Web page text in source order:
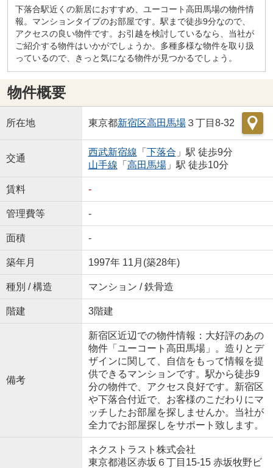
下落合駅近くの新居におすすめ、ユーコート高田馬場の物件情
報。マンションタイプのお部屋です。駅まで徒歩9分なので、
アクセスの良い物件です。お引越を検討しているなら、当社が
ご紹介する物件はいかがでしょうか。多種多様な物件を取り扱
っているので、きっと気になる物件が見つかるでしょう。
物件概要
所在地 東京都新宿区高田馬場３丁目8-32
交通
西武新宿線 「 下落合 」駅 徒歩9分
山手線 「 高田馬場」駅 徒歩10分
賃料 -
管理費等 -
面積 -
築年月 1997年 11月(築28年)
種別 / 構造 マンション / 鉄骨造
階建 3階建
備考
新宿区近辺での物件情報：大好評のあの
物件「ユーコート高田馬場」。造りとデ
ザインに関して、自信をもって情報を提
供できるマンションです。駅から徒歩9
分の物件で、アクセス良好です。新宿区
や下落合付近で、お客様のこだわりにマ
ッチしたお部屋を探しませんか。当社が
全力でお部屋探しをサポート致します。
ネクストラスト株式会社
東京都港区赤坂６丁目15-15 赤坂牧野ビ